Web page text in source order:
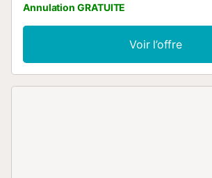
plus une terrasse couverte de 30 m² –
détendre en plein air. À l'intérieur, la villa
chambres, 2 salles de bains et une cuisine
équipée avec lave-vaisselle et lave-linge.
confort, les draps, les serviettes, un
Annulation GRATUITE
Voir l’offre